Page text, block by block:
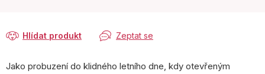
Zeptat se
Hlídat produkt
Jako probuzení do klidného letního dne, kdy otevřeným